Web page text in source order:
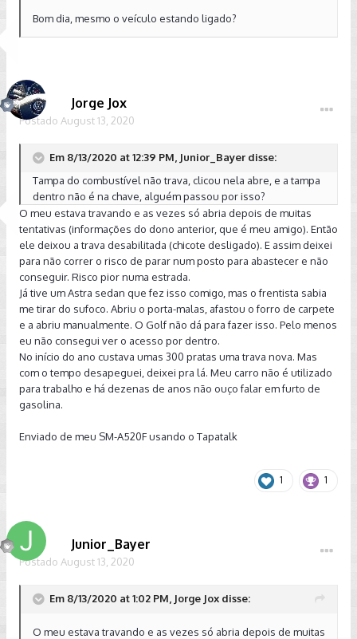
Bom dia, mesmo o veículo estando ligado?
Jorge Jox
Postado August 13, 2020
Em 8/13/2020 at 12:39 PM, Junior_Bayer disse:
Tampa do combustível não trava, clicou nela abre, e a tampa
dentro não é na chave, alguém passou por isso?
O meu estava travando e as vezes só abria depois de muitas
tentativas (informações do dono anterior, que é meu amigo). Então
ele deixou a trava desabilitada (chicote desligado). E assim deixei
para não correr o risco de parar num posto para abastecer e não
conseguir. Risco pior numa estrada.
Já tive um Astra sedan que fez isso comigo, mas o frentista sabia
me tirar do sufoco. Abriu o porta-malas, afastou o forro de carpete
e a abriu manualmente. O Golf não dá para fazer isso. Pelo menos
eu não consegui ver o acesso por dentro.
No início do ano custava umas 300 pratas uma trava nova. Mas
com o tempo desapeguei, deixei pra lá. Meu carro não é utilizado
para trabalho e há dezenas de anos não ouço falar em furto de
gasolina.
Enviado de meu SM-A520F usando o Tapatalk
1 1
Junior_Bayer
Postado August 13, 2020
Em 8/13/2020 at 1:02 PM, Jorge Jox disse:
O meu estava travando e as vezes só abria depois de muitas